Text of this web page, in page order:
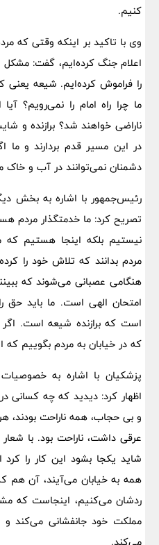
کنیم.
وی با تاکید بر اینکه وقتی که
اعلام جنگ کرده‌ایم، گفت:
را فراموش کرده‌ایم. شیعه یعنی
ما چرا راه امام را نمی‌رویم؟
ناراضی خواهند شد؟ برازنده و
در این مسیر قدم بردارند و ما
دشمنان نمی‌توانند در آب و خاک
رئیس‌جمهور با اشاره به بخش
تصریح کرد: ما خدمتگذار مردم
نیستیم بلکه اینجا هستیم
مردم بدانند که تلاش خود را
هنگامی عصبانی می‌شوند که
امتحان الهی است. ما باید حق
است که برازنده شیعه است.
که در خیابان به مردم بگوییم که
پزشکیان با اشاره به
اظهار کرد: دیدید که چه کسانی
و بی حجاب، همه ناراحت بودند،
عرقی داشت، ناراحت بود. با
شاید یکجا بشود این کار را
همه به خیابان می‌آیند، آن هم
ردشان می‌کنیم، اینجاست
مملکت خود جانفشانی می‌کند